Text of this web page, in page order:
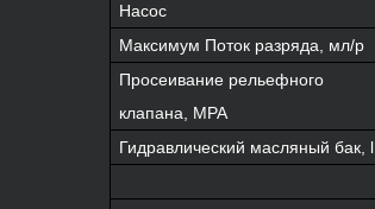
Насос
Максимум Поток разряда, мл/р
Просеивание рельефного
клапана, MPA
Гидравлический масляный бак, l